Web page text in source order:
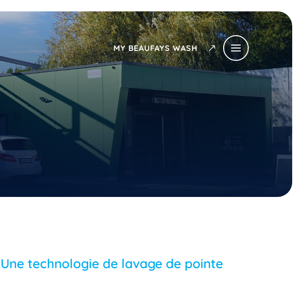
MY BEAUFAYS WASH
Une technologie de lavage de pointe